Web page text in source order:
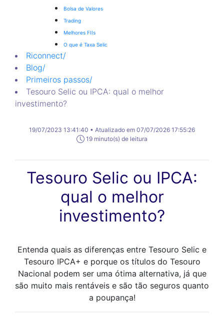
Bolsa de Valores
Trading
Melhores FIIs
O que é Taxa Selic
Riconnect/
Blog/
Primeiros passos/
Tesouro Selic ou IPCA: qual o melhor
investimento?
19/07/2023 13:41:40 • Atualizado em 07/07/2026 17:55:26
19 minuto(s) de leitura
Tesouro Selic ou IPCA:
qual o melhor
investimento?
Entenda quais as diferenças entre Tesouro Selic e
Tesouro IPCA+ e porque os títulos do Tesouro
Nacional podem ser uma ótima alternativa, já que
são muito mais rentáveis e são tão seguros quanto
a poupança!